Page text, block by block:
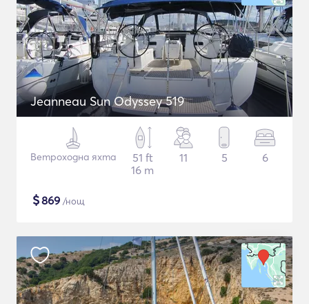
Jeanneau Sun Odyssey 519
Ветроходна яхта
51 ft
16 m
11 5 6
$869 /нощ